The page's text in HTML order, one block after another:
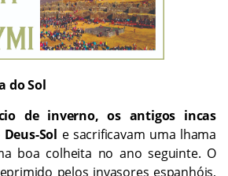
do Sol
de inverno, os antigos incas
Sol e sacrificavam uma lhama
boa colheita no ano seguinte. O
pelos invasores espanhóis,